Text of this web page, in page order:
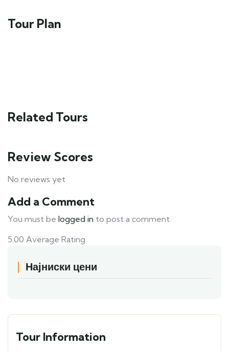
Tour Plan
Related Tours
Review Scores
No reviews yet
Add a Comment
You must be logged in to post a comment.
5.00 Average Rating
Најниски цени
Tour Information